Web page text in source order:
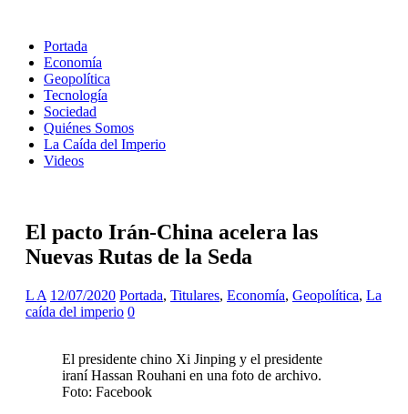
Portada
Economía
Geopolítica
Tecnología
Sociedad
Quiénes Somos
La Caída del Imperio
Videos
El pacto Irán-China acelera las
Nuevas Rutas de la Seda
L A 12/07/2020 Portada, Titulares, Economía, Geopolítica, La
caída del imperio 0
El presidente chino Xi Jinping y el presidente
iraní Hassan Rouhani en una foto de archivo.
Foto: Facebook